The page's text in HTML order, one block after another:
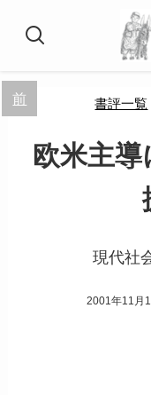
前 書評一覧
欧米主
現代社
2001年11月